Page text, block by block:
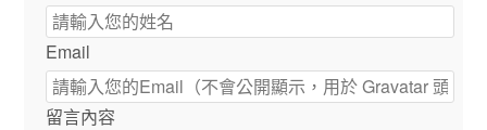
Email
留言內容